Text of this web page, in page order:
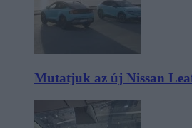
Mutatjuk az új Nissan